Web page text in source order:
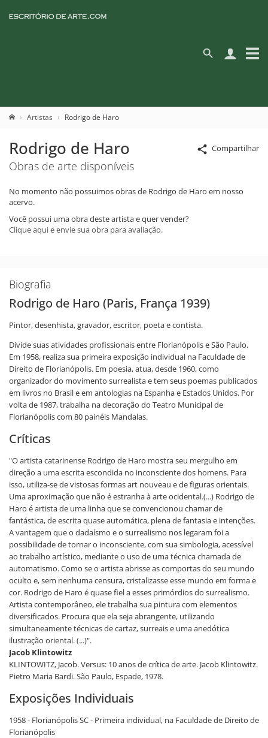
Artistas Rodrigo de Haro
Compartilhar
Rodrigo de Haro
Obras de arte disponíveis
No momento não possuimos obras de Rodrigo de Haro em nosso
acervo.
Você possui uma obra deste artista e quer vender?
Clique aqui e envie sua obra para avaliação.
Biografia
Rodrigo de Haro (Paris, França 1939)
Pintor, desenhista, gravador, escritor, poeta e contista.
Divide suas atividades profissionais entre Florianópolis e São Paulo.
Em 1958, realiza sua primeira exposição individual na Faculdade de
Direito de Florianópolis. Em poesia, atua, desde 1960, como
organizador do movimento surrealista e tem seus poemas publicados
em livros no Brasil e em antologias na Espanha e Estados Unidos. Por
volta de 1987, trabalha na decoração do Teatro Municipal de
Florianópolis com 80 painéis Mandalas.
Críticas
"O artista catarinense Rodrigo de Haro mostra seu mergulho em
direção a uma escrita escondida no inconsciente dos homens. Para
isso, utiliza-se de vistosas formas art nouveau e de figuras orientais.
Uma aproximação que não é estranha à arte ocidental.(...) Rodrigo de
Haro é artista de uma linha que se convencionou chamar de
fantástica, de escrita quase automática, plena de fantasia e intenções.
A vantagem que o dadaísmo e o surrealismo nos legaram foi a
possibilidade de tornar o inconsciente, com sua simbologia, acessível
ao trabalho artístico, mediante o uso de uma técnica chamada de
automatismo. Como se o artista abrisse as comportas do seu mundo
oculto e, sem nenhuma censura, cristalizasse esse mundo em forma e
cor. Rodrigo de Haro é quase fiel a esses primórdios do surrealismo.
Artista contemporâneo, ele trabalha sua pintura com elementos
diversificados. Procura que ela seja abrangente, utilizando
simultaneamente técnicas de cartaz, surreais e uma anedótica
ilustração oriental. (...)".
Jacob Klintowitz
KLINTOWITZ, Jacob. Versus: 10 anos de crítica de arte. Jacob Klintowitz.
Pietro Maria Bardi. São Paulo, Espade, 1978.
Exposições Individuais
1958 - Florianópolis SC - Primeira individual, na Faculdade de Direito de
Florianópolis